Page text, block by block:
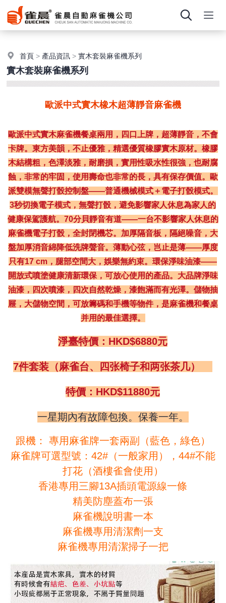
首頁 > 產品資訊 >實木套裝麻雀機系列
實木套裝麻雀機系列
歐派中式實木橡木超薄靜音麻雀機
歐派中式實木麻雀機餐桌兩用，四口上牌，超薄靜音，不會
卡牌。東方美韻，不止優雅，精選優質橡膠實木原材。橡膠
木結構粗，色澤淡雅，耐磨損，實用性吸水性很強，也耐腐
蝕，非常的牢固，使用壽命也非常的長，具有保存價值。歐
派雙模無聲打骰控制盤——普通機械模式＋電子打骰模式。
3秒切換電子模式，無聲打骰，避免影響家人休息為家人的
健康保駕護航。70分貝靜音有道——一台不影響家人休息的
麻雀機電子打骰，全封閉機芯。加厚隔音板，隔絕噪音，大
盤加厚消音綿降低洗牌聲音。薄動心弦，岂止是薄——厚度
只有17 cm，腿部空間大，娛樂無約束。環保淨味油漆——
開放式噴塗健康清新環保，可放心使用的產品。大品牌淨味
油漆，四次噴漆，四次自然乾燥，漆飽滿而有光澤。儲物抽
屜，大儲物空間，可放籌碼和手機等物件，是麻雀機和餐桌
并用的最佳選擇。
淨臺特價：HKD$6880元
7件套装（麻雀台、四张椅子和两张茶几）
特價：HKD$11880元
一星期內有故障包換。保養一年。
跟機： 專用麻雀牌一套兩副（藍色，綠色）
麻雀牌可選型號：42#（一般家用），44#不能
打花（酒樓雀會使用）
香港專用三腳13A插頭電源線一條
精美防塵蓋布一張
麻雀機說明書一本
麻雀機專用清潔劑一支
麻雀機專用清潔掃子一把